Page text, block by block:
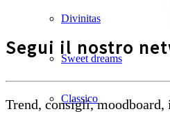
Divinitas
Sweet dreams
Classico
Segui il nostro
Trend, consigli,